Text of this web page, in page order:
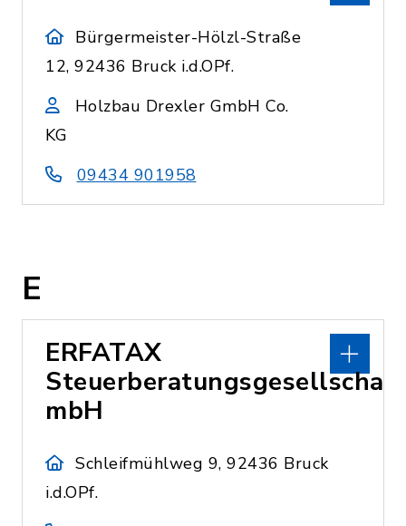
Bürgermeister-Hölzl-Straße
12, 92436 Bruck i.d.OPf.
Holzbau Drexler GmbH Co.
KG
09434 901958
E
ERFATAX
Steuerberatungsgesellschaft
mbH
Schleifmühlweg 9, 92436 Bruck
i.d.OPf.